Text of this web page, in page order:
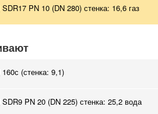
PN 10 (DN 280) стенка: 16,6 газ
(стенка: 9,1)
PN 20 (DN 225) стенка: 25,2 вода